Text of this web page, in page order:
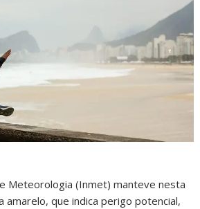
Meteorologia (Inmet) manteve nesta
que indica perigo potencial,